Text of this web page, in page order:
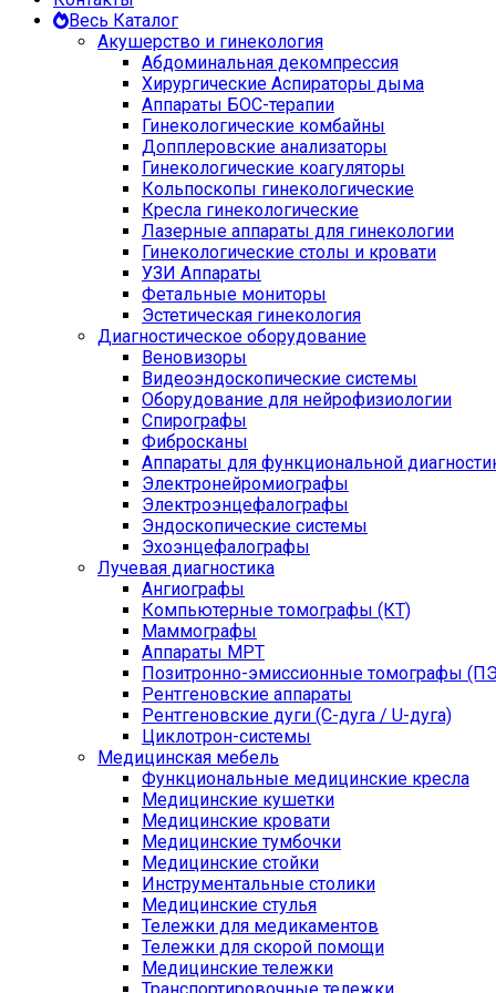
Весь Каталог
Акушерство и гинекология
Абдоминальная декомпрессия
Хирургические Аспираторы дыма
Аппараты БОС-терапии
Гинекологические комбайны
Допплеровские анализаторы
Гинекологические коагуляторы
Кольпоскопы гинекологические
Кресла гинекологические
Лазерные аппараты для гинекологии
Гинекологические столы и кровати
УЗИ Аппараты
Фетальные мониторы
Эстетическая гинекология
Диагностическое оборудование
Веновизоры
Видеоэндоскопические системы
Оборудование для нейрофизиологии
Спирографы
Фибросканы
Аппараты для функциональной
Электронейромиографы
Электроэнцефалографы
Эндоскопические системы
Эхоэнцефалографы
Лучевая диагностика
Ангиографы
Компьютерные томографы (КТ)
Маммографы
Аппараты МРТ
Позитронно-эмиссионные томографы
Рентгеновские аппараты
Рентгеновские дуги (С-дуга / U-дуга)
Циклотрон-системы
Медицинская мебель
Функциональные медицинские кресла
Медицинские кушетки
Медицинские кровати
Медицинские тумбочки
Медицинские стойки
Инструментальные столики
Медицинские стулья
Тележки для медикаментов
Тележки для скорой помощи
Медицинские тележки